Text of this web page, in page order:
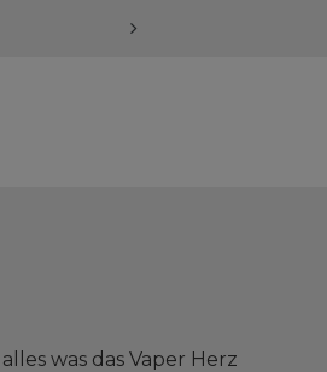
was das Vaper Herz